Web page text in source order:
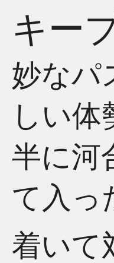
キー
妙なパ
しい
半に河
て入っ
着いて